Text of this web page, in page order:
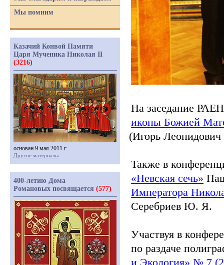
На заседание
иконы Божией
(Игорь
Также в
«Невская сечь»
Императора
Серебриев Ю. Я.
Участвуя в
по раздаче
и Экология» № 7
Мы помним
Казачий Конвой Памяти
Царя Мученика Николая II
(3216)
основан 9 мая 2011 г.
Другие материалы
400-летию Дома
Романовых посвящается (577)